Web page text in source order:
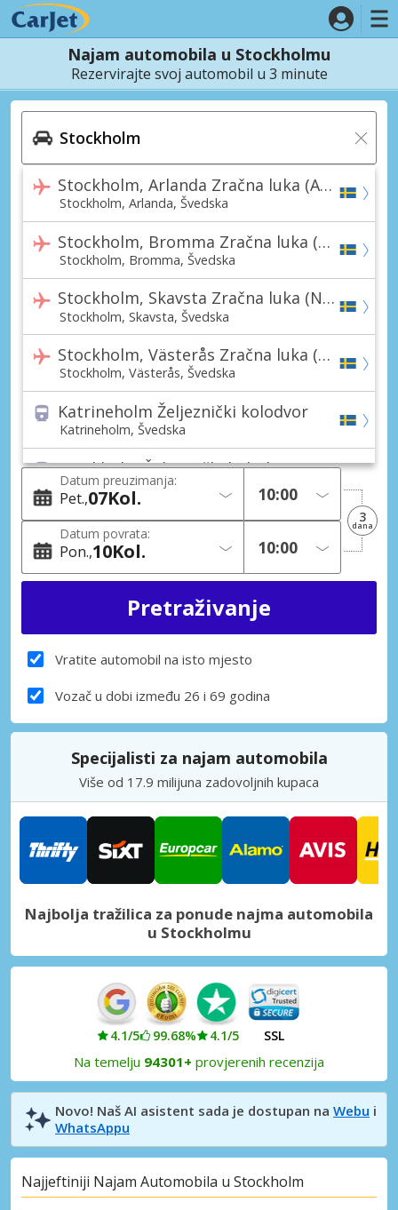
Najam automobila u Stockholmu
Rezervirajte svoj automobil u 3 minute
Stockholm, Arlanda Zračna luka (ARN)
Stockholm, Arlanda, Švedska
Stockholm, Bromma Zračna luka (BMA)
Stockholm, Bromma, Švedska
Stockholm, Skavsta Zračna luka (NYO)
Stockholm, Skavsta, Švedska
Stockholm, Västerås Zračna luka (VST)
Stockholm, Västerås, Švedska
Katrineholm Željeznički kolodvor
Katrineholm, Švedska
Stockholm Željeznički kolodvor
Stockholm, Švedska
Stockholm (Sva područja)
Stockholm, Švedska
Åkersberga Grad
Åkersberga, Švedska
Danderyd Grad
Danderyd, Švedska
Eskilstuna, Vallhall Grad
Handen Grad
Handen, Švedska
Haninge Grad
Haninge, Švedska
Katrineholm Grad
Katrineholm, Švedska
Länna Grad
Länna, Švedska
Norrtälje Grad
Norrtälje, Švedska
Oxelösund Grad
Stockholm, Akalla
Stockholm, Akalla, Švedska
Stockholm, Barkarby
Stockholm, Bromma
Datum preuzimanja:
Pet. 07Kol.
Datum povrata:
Pon. 10Kol.
3
dana
Vratite automobil na isto mjesto
Vozač u dobi između 26 i 69 godina
Specijalisti za najam automobila
Više od 17.9 milijuna zadovoljnih kupaca
Najbolja tražilica za ponude najma automobila
u Stockholmu
4.1/5 99.68% 4.1/5 SSL
Na temelju 94301+ provjerenih recenzija
Novo! Naš AI asistent sada je dostupan na Webu i
WhatsAppu
Najjeftiniji Najam Automobila u Stockholm